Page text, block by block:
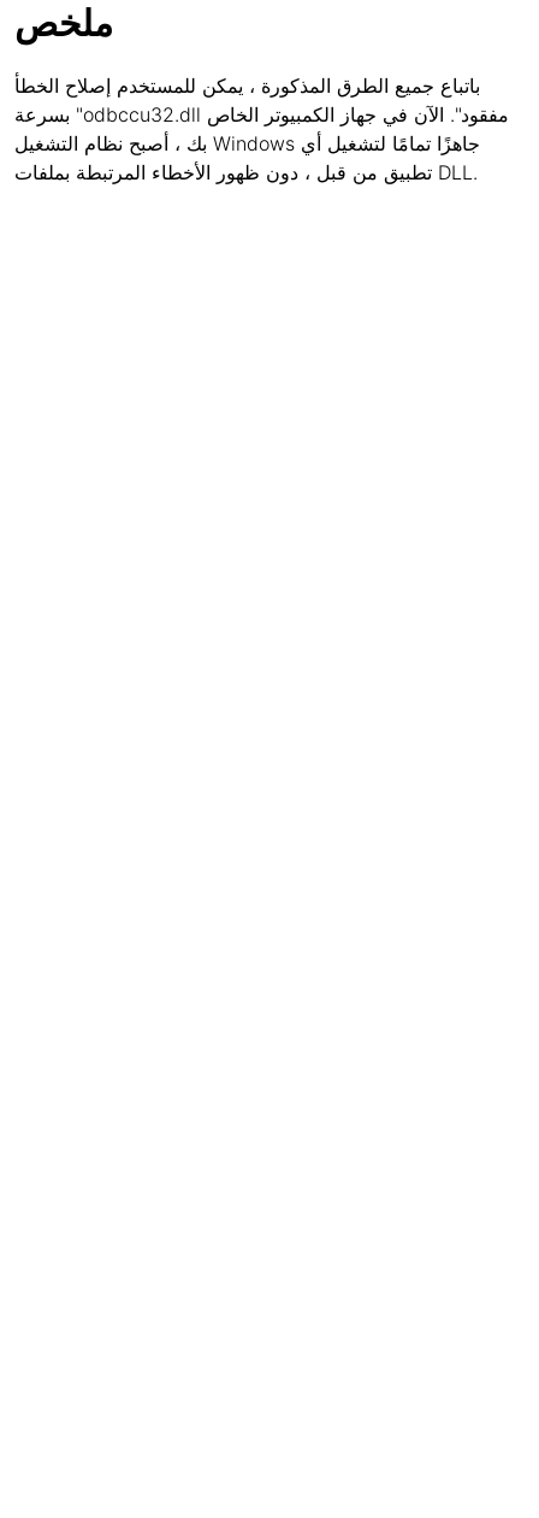
ملخص
باتباع جميع الطرق المذكورة ، يمكن للمستخدم إصلاح الخطأ
بسرعة "odbccu32.dll مفقود". الآن في جهاز الكمبيوتر الخاص
بك ، أصبح نظام التشغيل Windows جاهزًا تمامًا لتشغيل أي
تطبيق من قبل ، دون ظهور الأخطاء المرتبطة بملفات DLL.